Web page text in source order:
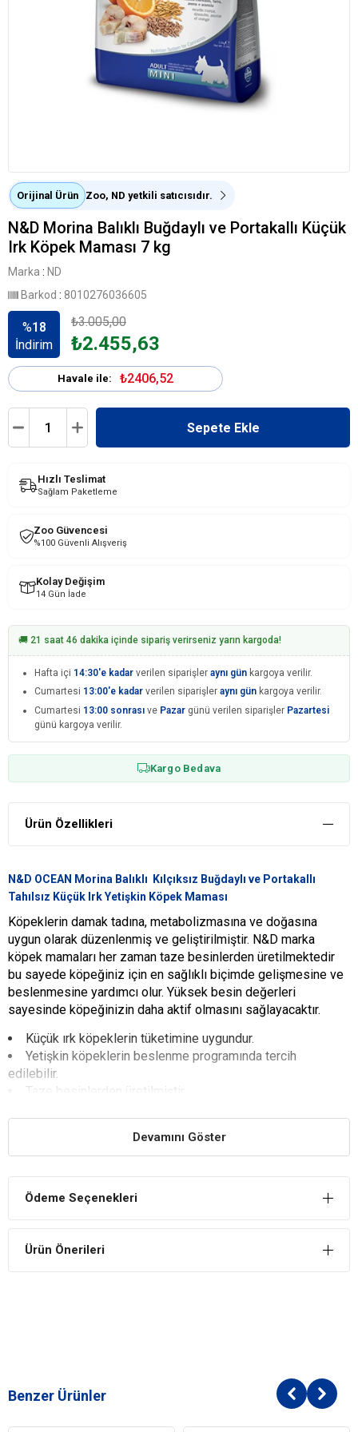
Orijinal Ürün Zoo, ND yetkili satıcısıdır.
N&D Morina Balıklı Buğdaylı ve Portakallı Küçük
Irk Köpek Maması 7 kg
Marka : ND
Barkod : 8010276036605
%18
İndirim
₺3.005,00
₺2.455,63
Havale ile: ₺2406,52
Hızlı Teslimat
Sağlam Paketleme
Zoo Güvencesi
%100 Güvenli Alışveriş
Kolay Değişim
14 Gün İade
🚚 21 saat 46 dakika içinde sipariş verirseniz yarın kargoda!
Hafta içi 14:30'e kadar verilen siparişleraynı gün kargoya verilir.
Cumartesi 13:00'e kadar verilen siparişleraynı gün kargoya verilir.
Cumartesi 13:00 sonrası ve Pazar günü verilen siparişler Pazartesi
günü kargoya verilir.
Kargo Bedava
Ürün Özellikleri
N&D OCEAN Morina Balıklı Kılçıksız Buğdaylı ve Portakallı
Tahılsız Küçük Irk Yetişkin Köpek Maması
Köpeklerin damak tadına, metabolizmasına ve doğasına
uygun olarak düzenlenmiş ve geliştirilmiştir. N&D marka
köpek mamaları her zaman taze besinlerden üretilmektedir
bu sayede köpeğiniz için en sağlıklı biçimde gelişmesine ve
beslenmesine yardımcı olur. Yüksek besin değerleri
sayesinde köpeğinizin daha aktif olmasını sağlayacaktır.
Küçük ırk köpeklerin tüketimine uygundur.
Yetişkin köpeklerin beslenme programında tercih
edilebilir.
Taze besinlerden üretilmiştir.
YARARLARI
Köpeklerin damak tadına uygun olacak morina balığı içeriğine
lezzetlerden biridir.
İÇİNDEKİLER
Devamını Göster
Ödeme Seçenekleri
Ürün Önerileri
Benzer Ürünler